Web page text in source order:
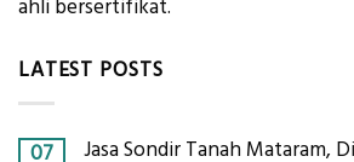
ahli bersertifikat.
LATEST POSTS
07
Jasa Sondir Tanah Mataram,